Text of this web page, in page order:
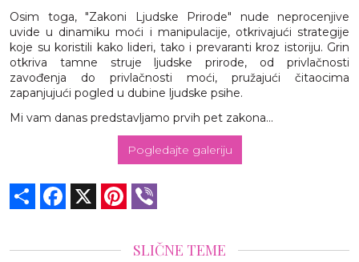
Osim toga, "Zakoni Ljudske Prirode" nude neprocenjive
uvide u dinamiku moći i manipulacije, otkrivajući strategije
koje su koristili kako lideri, tako i prevaranti kroz istoriju. Grin
otkriva tamne struje ljudske prirode, od privlačnosti
zavođenja do privlačnosti moći, pružajući čitaocima
zapanjujući pogled u dubine ljudske psihe.
Mi vam danas predstavljamo prvih pet zakona...
Pogledajte galeriju
Share Facebook Pinterest
SLIČNE TEME